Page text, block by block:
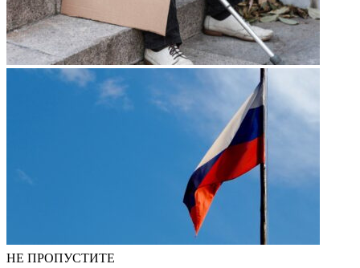
НЕ ПРОПУСТИТЕ